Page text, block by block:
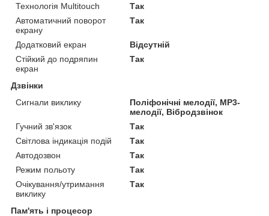
Технологія Multitouch
Так
Автоматичний поворот
екрану
Так
Додатковий екран
Відсутній
Стійкий до подряпин
екран
Так
Дзвінки
Сигнали виклику
Поліфонічні мелодії, MP3-
мелодії, Вібродзвінок
Гучний зв'язок
Так
Світлова індикація подій
Так
Автодозвон
Так
Режим польоту
Так
Очікування/утримання
виклику
Так
Пам'ять і процесор